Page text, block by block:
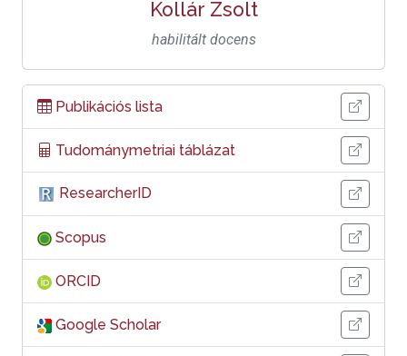
Kollár Zsolt
habilitált docens
Publikációs lista
Tudománymetriai táblázat
ResearcherID
Scopus
ORCID
Google Scholar